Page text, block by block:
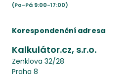
(Po-Pá 9:00-17:00)
Korespondenční adresa
Kalkulátor.cz, s.r.o.
Zenklova 32/28
Praha 8